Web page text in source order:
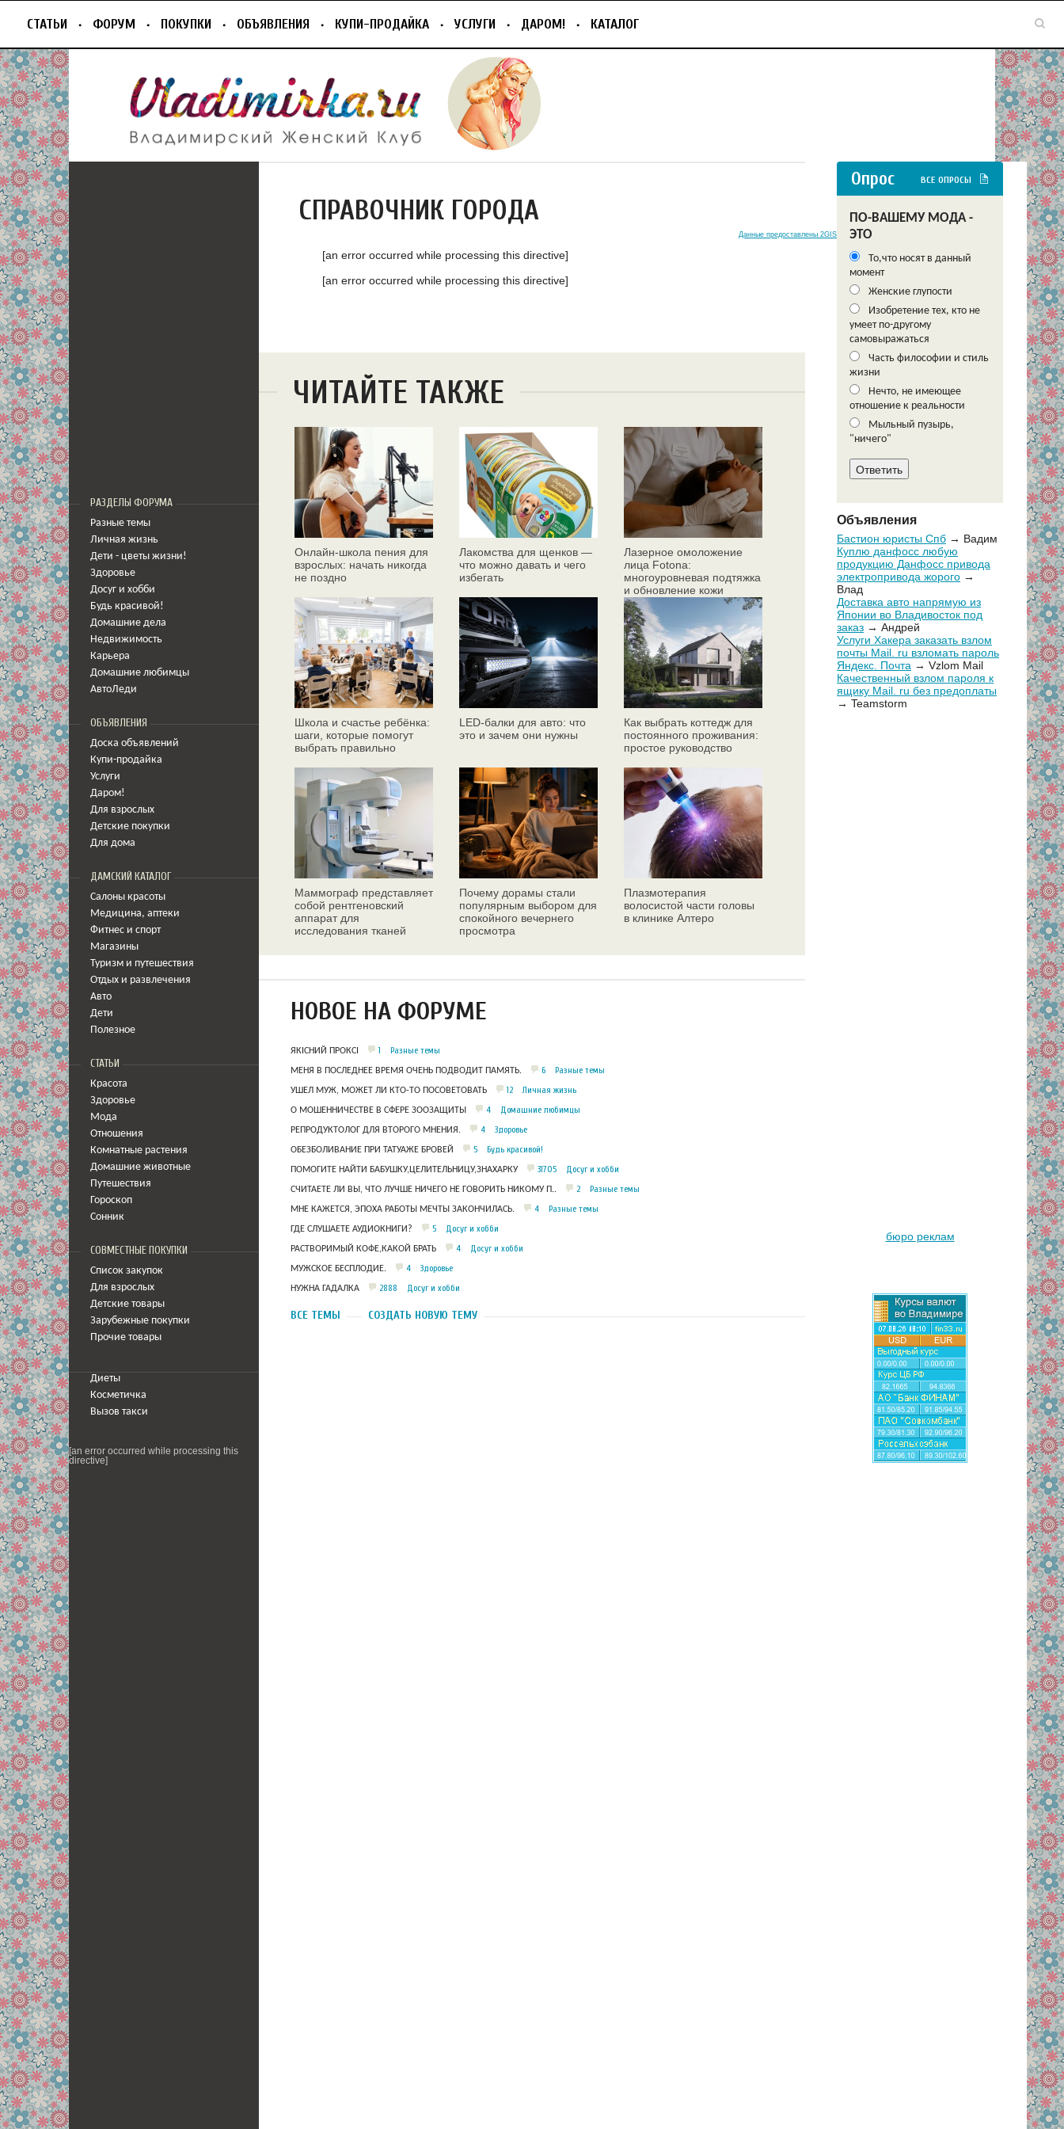
СТАТЬИ ФОРУМ ПОКУПКИ ОБЪЯВЛЕНИЯ КУПИ-ПРОДАЙКА УСЛУГИ ДАРОМ! КАТАЛОГ
РАЗДЕЛЫ ФОРУМА
Разные темы
Личная жизнь
Дети - цветы жизни!
Здоровье
Досуг и хобби
Будь красивой!
Домашние дела
Недвижимость
Карьера
Домашние любимцы
АвтоЛеди
ОБЪЯВЛЕНИЯ
Доска объявлений
Купи-продайка
Услуги
Даром!
Для взрослых
Детские покупки
Для дома
ДАМСКИЙ КАТАЛОГ
Салоны красоты
Медицина, аптеки
Фитнес и спорт
Магазины
Туризм и путешествия
Отдых и развлечения
Авто
Дети
Полезное
СТАТЬИ
Красота
Здоровье
Мода
Отношения
Комнатные растения
Домашние животные
Путешествия
Гороскоп
Сонник
СОВМЕСТНЫЕ ПОКУПКИ
Список закупок
Для взрослых
Детские товары
Зарубежные покупки
Прочие товары
Диеты
Косметичка
Вызов такси
[an error occurred while processing this
directive]
СПРАВОЧНИК ГОРОДА
Данные предоставлены 2GIS
[an error occurred while processing this directive]
[an error occurred while processing this directive]
ЧИТАЙТЕ ТАКЖЕ
Онлайн‑школа пения для
взрослых: начать никогда
не поздно
Лакомства для щенков —
что можно давать и чего
избегать
Лазерное омоложение
лица Fotona:
многоуровневая подтяжка
и обновление кожи
Школа и счастье ребёнка:
шаги, которые помогут
выбрать правильно
LED-балки для авто: что
это и зачем они нужны
Как выбрать коттедж для
постоянного проживания:
простое руководство
Маммограф представляет
собой рентгеновский
аппарат для
исследования тканей
Почему дорамы стали
популярным выбором для
спокойного вечернего
просмотра
Плазмотерапия
волосистой части головы
в клинике Алтеро
НОВОЕ НА ФОРУМЕ
ЯКІСНИЙ ПРОКСІ 1 Разные темы
МЕНЯ В ПОСЛЕДНЕЕ ВРЕМЯ ОЧЕНЬ ПОДВОДИТ ПАМЯТЬ. 6 Разные темы
УШЕЛ МУЖ, МОЖЕТ ЛИ КТО-ТО ПОСОВЕТОВАТЬ 12 Личная жизнь
О МОШЕННИЧЕСТВЕ В СФЕРЕ ЗООЗАЩИТЫ 4 Домашние любимцы
РЕПРОДУКТОЛОГ ДЛЯ ВТОРОГО МНЕНИЯ. 4 Здоровье
ОБЕЗБОЛИВАНИЕ ПРИ ТАТУАЖЕ БРОВЕЙ 5 Будь красивой!
ПОМОГИТЕ НАЙТИ БАБУШКУ,ЦЕЛИТЕЛЬНИЦУ,ЗНАХАРКУ 31705 Досуг и хобби
СЧИТАЕТЕ ЛИ ВЫ, ЧТО ЛУЧШЕ НИЧЕГО НЕ ГОВОРИТЬ НИКОМУ П.. 2 Разные темы
МНЕ КАЖЕТСЯ, ЭПОХА РАБОТЫ МЕЧТЫ ЗАКОНЧИЛАСЬ. 4 Разные темы
ГДЕ СЛУШАЕТЕ АУДИОКНИГИ? 5 Досуг и хобби
РАСТВОРИМЫЙ КОФЕ,КАКОЙ БРАТЬ 4 Досуг и хобби
МУЖСКОЕ БЕСПЛОДИЕ. 4 Здоровье
НУЖНА ГАДАЛКА 2888 Досуг и хобби
ВСЕ ТЕМЫ СОЗДАТЬ НОВУЮ ТЕМУ
Опрос ВСЕ ОПРОСЫ
ПО-ВАШЕМУ МОДА -
ЭТО
То,что носят в данный
момент
Женские глупости
Изобретение тех, кто не
умеет по-другому
самовыражаться
Часть философии и стиль
жизни
Нечто, не имеющее
отношение к реальности
Мыльный пузырь,
"ничего"
Объявления
Бастион юристы Спб → Вадим
Куплю данфосс любую
продукцию Данфосс привода
электропривода жорого →
Влад
Доставка авто напрямую из
Японии во Владивосток под
заказ → Андрей
Услуги Хакера заказать взлом
почты Mail. ru взломать пароль
Яндекс. Почта → Vzlom Mail
Качественный взлом пароля к
ящику Mail. ru без предоплаты
→ Teamstorm
бюро реклам